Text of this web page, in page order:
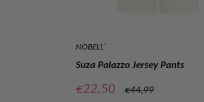
NOBELL'
Suza Palazzo Jersey Pants
Verkoopprijs
€22,50
Normale
€44,99